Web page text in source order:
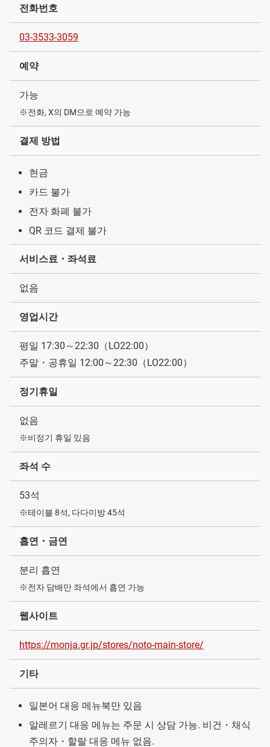
전화번호
03-3533-3059
예약
가능
※전화, X의 DM으로 예약 가능
결제 방법
현금
카드 불가
전자 화폐 불가
QR 코드 결제 불가
서비스료・좌석료
없음
영업시간
평일 17:30～22:30（LO22:00）
주말・공휴일 12:00～22:30（LO22:00）
정기휴일
없음
※비정기 휴일 있음
좌석 수
53석
※테이블 8석, 다다미방 45석
흡연・금연
분리 흡연
※전자 담배만 좌석에서 흡연 가능
웹사이트
https://monja.gr.jp/stores/noto-main-store/
기타
일본어 대응 메뉴북만 있음
알레르기 대응 메뉴는 주문 시 상담 가능. 비건・채식
주의자・할랄 대응 메뉴 없음.